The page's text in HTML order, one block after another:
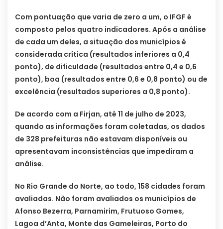
Com pontuação que varia de zero a um, o IFGF é
composto pelos quatro indicadores. Após a análise
de cada um deles, a situação dos municípios é
considerada crítica (resultados inferiores a 0,4
ponto), de dificuldade (resultados entre 0,4 e 0,6
ponto), boa (resultados entre 0,6 e 0,8 ponto) ou de
excelência (resultados superiores a 0,8 ponto).
De acordo com a Firjan, até 11 de julho de 2023,
quando as informações foram coletadas, os dados
de 328 prefeituras não estavam disponíveis ou
apresentavam inconsistências que impediram a
análise.
No Rio Grande do Norte, ao todo, 158 cidades foram
avaliadas. Não foram avaliados os municípios de
Afonso Bezerra, Parnamirim, Frutuoso Gomes,
Lagoa d’Anta, Monte das Gameleiras, Porto do